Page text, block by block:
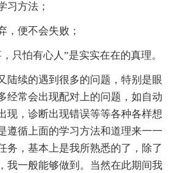
习方法；
，便不会失败；
只怕有心人”是实实在在的真理。
陆续的遇到很多的问题，特别是眼
经常会出现配对上的问题，如自动
现，诊断出现错误等等各种各样想
遵循上面的学习方法和道理来一一
务，基本上是我所熟悉的了，除了
我一般能够做到。当然在此期间我